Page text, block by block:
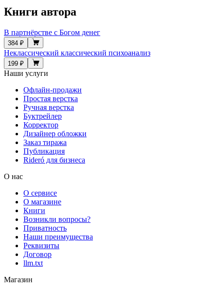
Книги автора
В партнёрстве с Богом денег
384 ₽
Неклассический классический психоанализ
199 ₽
Наши услуги
Офлайн-продажи
Простая верстка
Ручная верстка
Буктрейлер
Корректор
Дизайнер обложки
Заказ тиража
Публикация
Rideró для бизнеса
О нас
О сервисе
О магазине
Книги
Возникли вопросы?
Приватность
Наши преимущества
Реквизиты
Договор
llm.txt
Магазин